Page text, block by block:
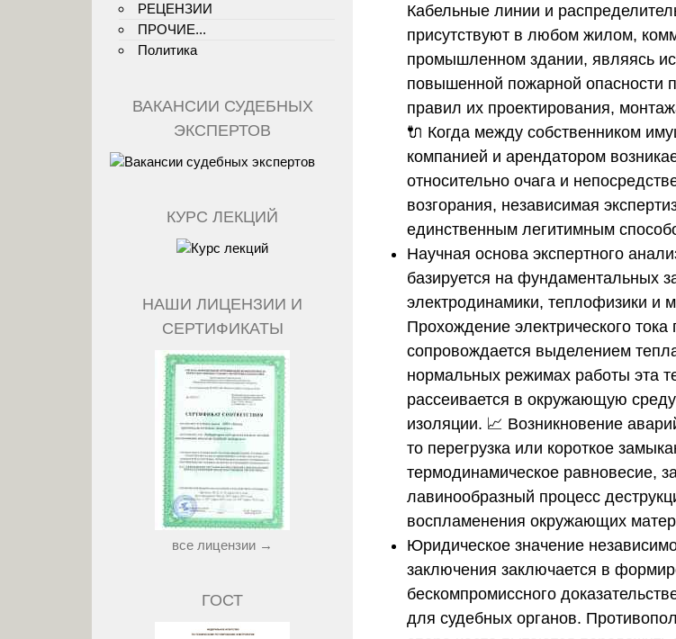
Кабельные линии и
присутствуют в любом жилом,
промышленном здании, являясь
повышенной пожарной опасности
правил их проектирования,
🔌 Когда между собственником
компанией и арендатором
относительно очага и
возгорания, независимая
единственным легитимным
Научная основа экспертного
базируется на фундаментальных
электродинамики, теплофизики и
Прохождение электрического тока
сопровождается выделением
нормальных режимах работы эта
рассеивается в окружающую
изоляции. 📈 Возникновение
то перегрузка или короткое
термодинамическое равновесие,
лавинообразный процесс
воспламенения окружающих
Юридическое значение
заключения заключается в
бескомпромиссного
для судебных органов.
РЕЦЕНЗИИ
ПРОЧИЕ...
Политика
ВАКАНСИИ СУДЕБНЫХ
ЭКСПЕРТОВ
КУРС ЛЕКЦИЙ
НАШИ ЛИЦЕНЗИИ И
СЕРТИФИКАТЫ
все лицензии →
ГОСТ